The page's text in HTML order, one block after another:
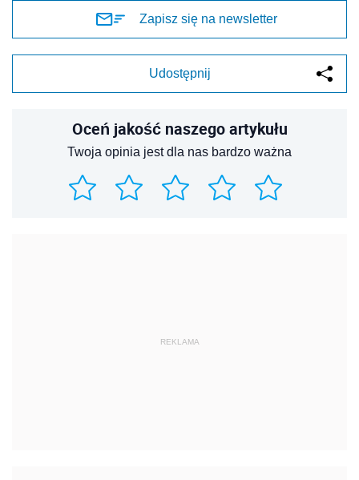
Zapisz się na newsletter
Udostępnij
Oceń jakość naszego artykułu
Twoja opinia jest dla nas bardzo ważna
REKLAMA